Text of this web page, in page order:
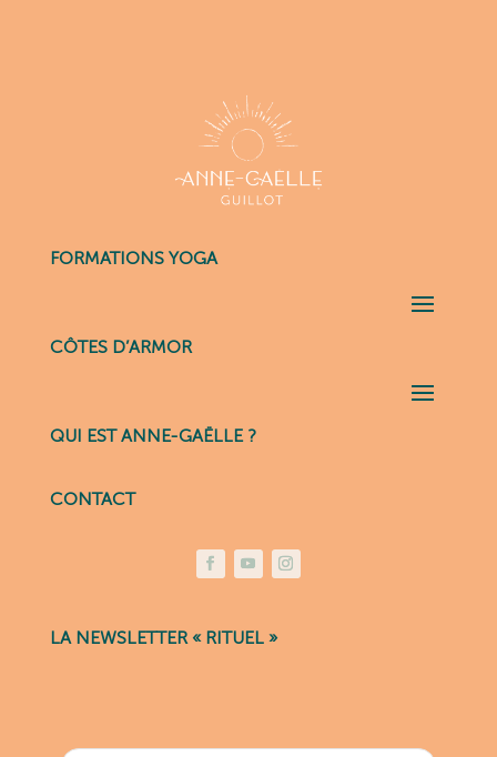
FORMATIONS YOGA
CÔTES D’ARMOR
QUI EST ANNE-GAËLLE ?
CONTACT
LA NEWSLETTER « RITUEL »